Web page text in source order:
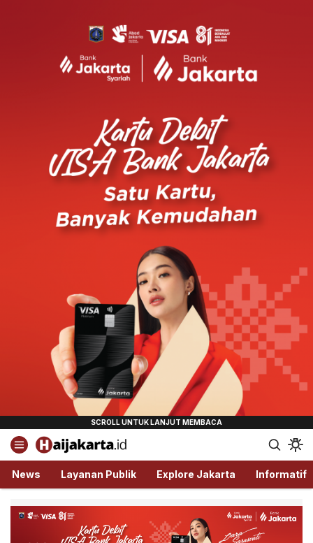
Haijakarta.id
Semua Tentang Jakarta Ada Disini!
News Layanan Publik Explore Jakarta Informatif